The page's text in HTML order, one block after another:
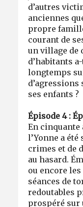
d’autres
anciennes
propre
courant de
un village de
d’habitants
longtemps
ses enfants ?
Épisode 4 :
En cinquante
l’Yonne a
crimes et de
au hasard.
ou encore
séances de
redoutables
prospéré sur